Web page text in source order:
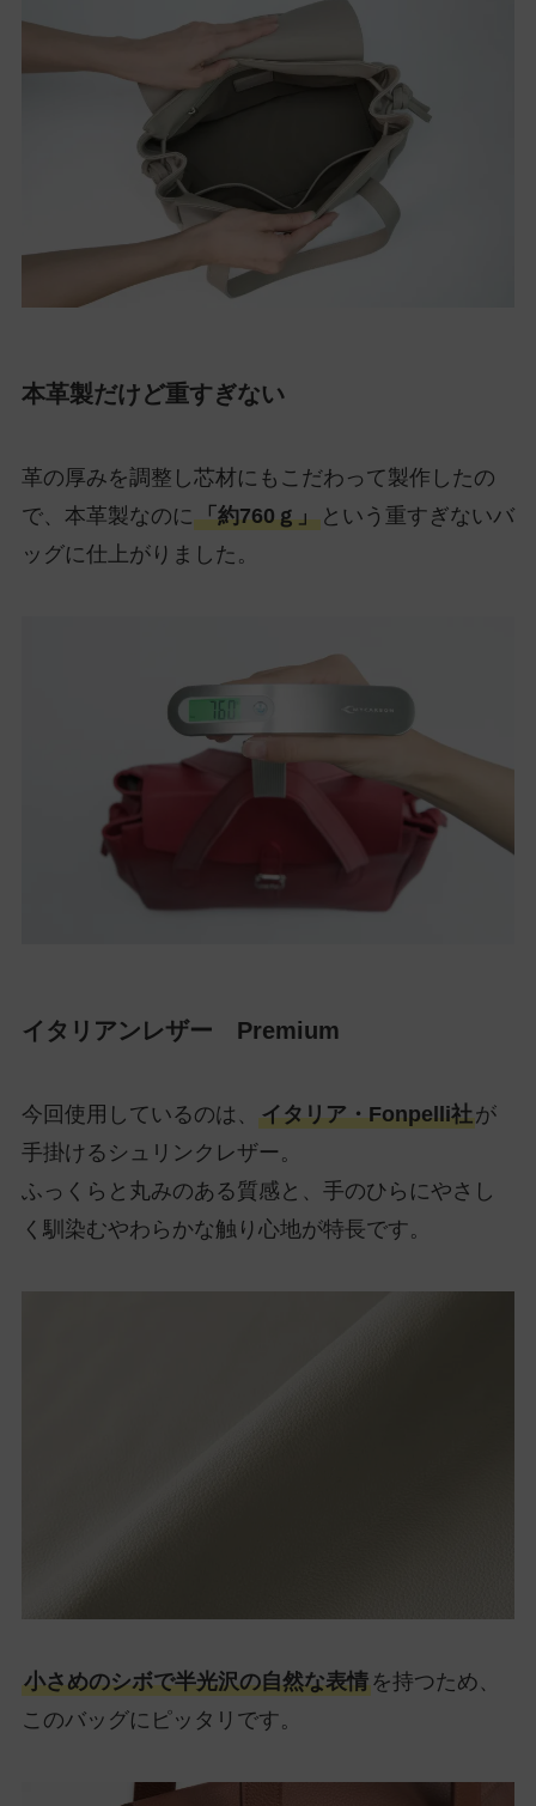
本革製だけど重すぎない
革の厚みを調整し芯材にもこだわって製作したの
で、本革製なのに 「約760ｇ」という重すぎないバ
ッグに仕上がりました。
イタリアンレザー Premium
今回使用しているのは、 イタリア・Fonpelli社が
手掛けるシュリンクレザー。
ふっくらと丸みのある質感と、手のひらにやさし
く馴染むやわらかな触り心地が特長です。
小さめのシボで半光沢の自然な表情を持つため、
このバッグにピッタリです。